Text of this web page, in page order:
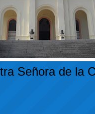
Señora de la